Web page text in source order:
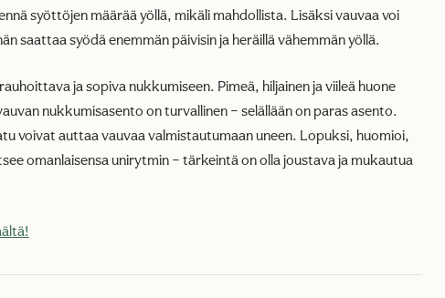
syöttöjen määrää yöllä, mikäli mahdollista. Lisäksi vauvaa voi
saattaa syödä enemmän päivisin ja heräillä vähemmän yöllä.
ja sopiva nukkumiseen. Pimeä, hiljainen ja viileä huone
nukkumisasento on turvallinen – selällään on paras asento.
voivat auttaa vauvaa valmistautumaan uneen. Lopuksi, huomioi,
omanlaisensa unirytmin – tärkeintä on olla joustava ja mukautua